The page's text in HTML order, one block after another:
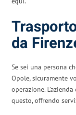
da
Se sei una persona
Opole, sicuramente
operazione.
questo, offrendo